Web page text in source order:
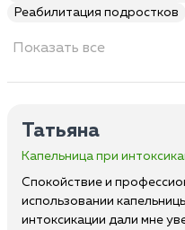
Реабилитация подростков
Показать все
Татьяна
Капельница при
Спокойствие и
использовании
интоксикации дали мне